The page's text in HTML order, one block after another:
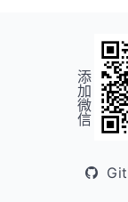
添加微信